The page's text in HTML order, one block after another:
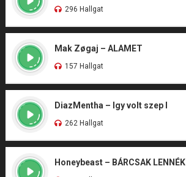
296 Hallgat
Mak Zøgaj – ALAMET
157 Hallgat
DiazMentha – Igy volt szep I
262 Hallgat
Honeybeast – BÁRCSAK LENNÉK